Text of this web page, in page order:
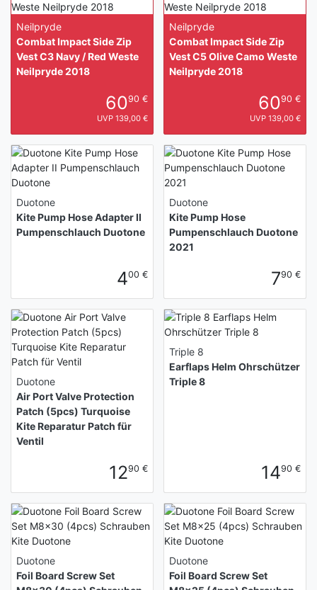
Neilpryde
Combat Impact Side Zip
Vest C3 Navy / Red Weste
Neilpryde 2018
6090 €
UVP 139,00 €
Neilpryde
Combat Impact Side Zip
Vest C5 Olive Camo Weste
Neilpryde 2018
6090 €
UVP 139,00 €
Duotone
Kite Pump Hose Adapter II
Pumpenschlauch Duotone
400 €
Duotone
Kite Pump Hose
Pumpenschlauch Duotone
2021
790 €
Duotone
Air Port Valve Protection
Patch (5pcs) Turquoise
Kite Reparatur Patch für
Ventil
1290 €
Triple 8
Earflaps Helm Ohrschützer
Triple 8
1490 €
Duotone
Foil Board Screw Set
Duotone
Foil Board Screw Set